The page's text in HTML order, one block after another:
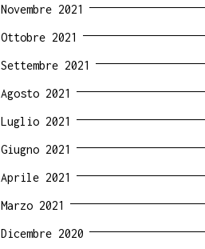
Novembre 2021
Ottobre 2021
Settembre 2021
Agosto 2021
Luglio 2021
Giugno 2021
Aprile 2021
Marzo 2021
Dicembre 2020